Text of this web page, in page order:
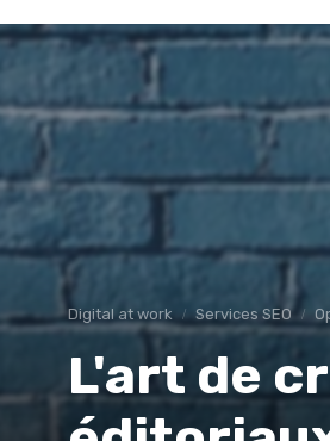
Digital at work Services SEO
L'art de